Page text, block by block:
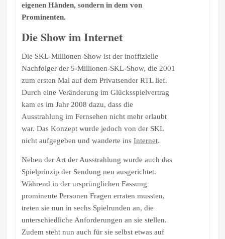
eigenen Händen, sondern in dem von
Prominenten.
Die Show im Internet
Die SKL-Millionen-Show ist der inoffizielle
Nachfolger der 5-Millionen-SKL-Show, die 2001
zum ersten Mal auf dem Privatsender RTL lief.
Durch eine Veränderung im Glücksspielvertrag
kam es im Jahr 2008 dazu, dass die
Ausstrahlung im Fernsehen nicht mehr erlaubt
war. Das Konzept wurde jedoch von der SKL
nicht aufgegeben und wanderte ins Internet.
Neben der Art der Ausstrahlung wurde auch das
Spielprinzip der Sendung neu ausgerichtet.
Während in der ursprünglichen Fassung
prominente Personen Fragen erraten mussten,
treten sie nun in sechs Spielrunden an, die
unterschiedliche Anforderungen an sie stellen.
Zudem steht nun auch für sie selbst etwas auf